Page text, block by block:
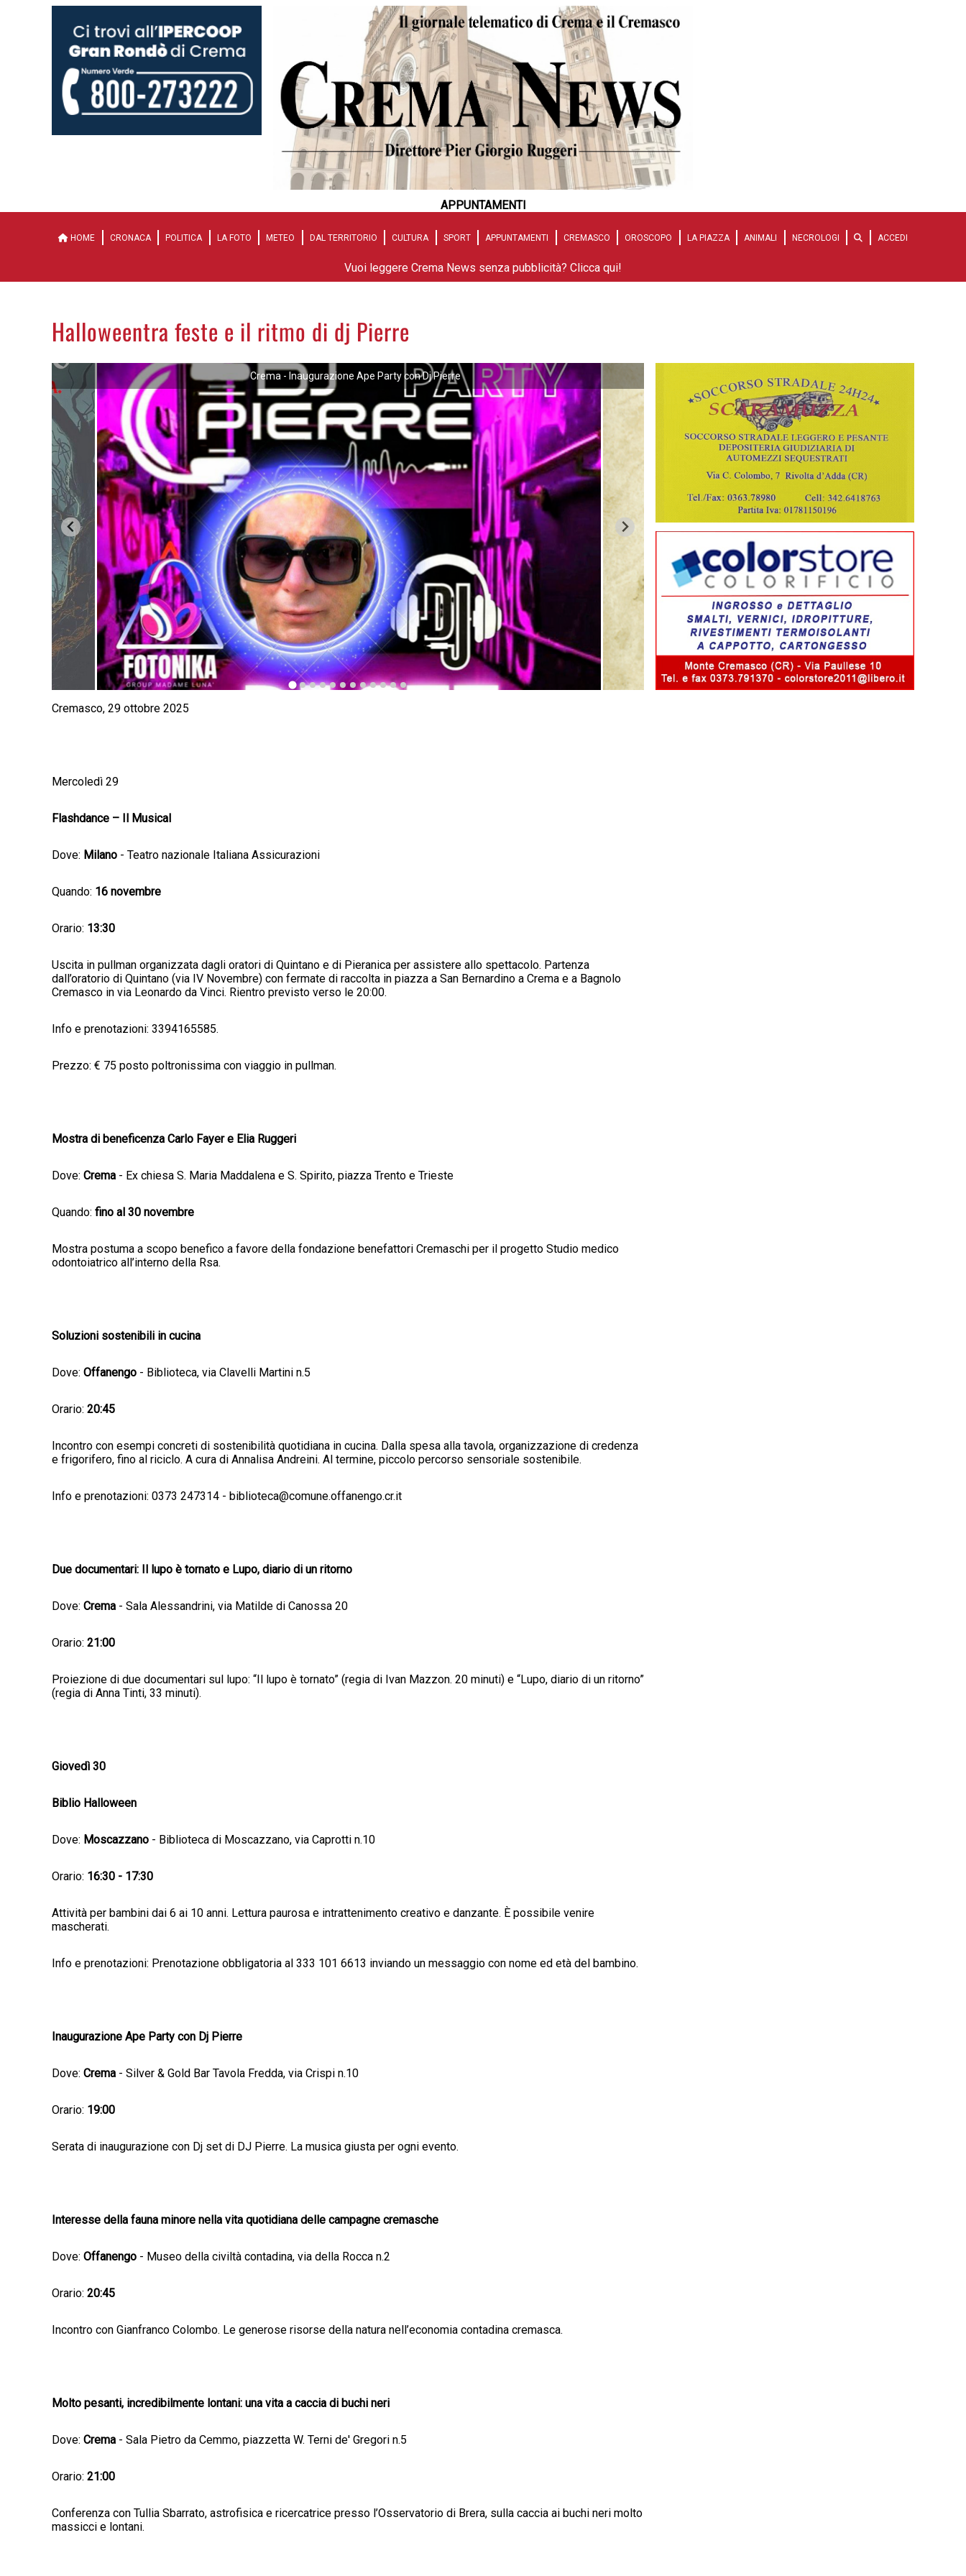
APPUNTAMENTI
HOME CRONACA POLITICA LA FOTO METEO DAL TERRITORIO CULTURA SPORT APPUNTAMENTI CREMASCO OROSCOPO LA PIAZZA ANIMALI NECROLOGI ACCEDI
Vuoi leggere Crema News senza pubblicità? Clicca qui!
Halloweentra feste e il ritmo di dj Pierre
Crema - Inaugurazione Ape Party con Dj Pierre Offanengo - Interesse della fauna minore nella vita quotidiana delle
Cremasco, 29 ottobre 2025
Mercoledì 29
Flashdance – Il Musical
Dove: Milano - Teatro nazionale Italiana Assicurazioni
Quando: 16 novembre
Orario: 13:30
Uscita in pullman organizzata dagli oratori di Quintano e di Pieranica per assistere allo spettacolo. Partenza
dall’oratorio di Quintano (via IV Novembre) con fermate di raccolta in piazza a San Bernardino a Crema e a Bagnolo
Cremasco in via Leonardo da Vinci. Rientro previsto verso le 20:00.
Info e prenotazioni: 3394165585.
Prezzo: € 75 posto poltronissima con viaggio in pullman.
Mostra di beneficenza Carlo Fayer e Elia Ruggeri
Dove: Crema - Ex chiesa S. Maria Maddalena e S. Spirito, piazza Trento e Trieste
Quando: fino al 30 novembre
Mostra postuma a scopo benefico a favore della fondazione benefattori Cremaschi per il progetto Studio medico
odontoiatrico all’interno della Rsa.
Soluzioni sostenibili in cucina
Dove: Offanengo - Biblioteca, via Clavelli Martini n.5
Orario: 20:45
Incontro con esempi concreti di sostenibilità quotidiana in cucina. Dalla spesa alla tavola, organizzazione di credenza
e frigorifero, fino al riciclo. A cura di Annalisa Andreini. Al termine, piccolo percorso sensoriale sostenibile.
Info e prenotazioni: 0373 247314 - biblioteca@comune.offanengo.cr.it
Due documentari: Il lupo è tornato e Lupo, diario di un ritorno
Dove: Crema - Sala Alessandrini, via Matilde di Canossa 20
Orario: 21:00
Proiezione di due documentari sul lupo: “Il lupo è tornato” (regia di Ivan Mazzon. 20 minuti) e “Lupo, diario di un ritorno”
(regia di Anna Tinti, 33 minuti).
Giovedì 30
Biblio Halloween
Dove: Moscazzano - Biblioteca di Moscazzano, via Caprotti n.10
Orario: 16:30 - 17:30
Attività per bambini dai 6 ai 10 anni. Lettura paurosa e intrattenimento creativo e danzante. È possibile venire
mascherati.
Info e prenotazioni: Prenotazione obbligatoria al 333 101 6613 inviando un messaggio con nome ed età del bambino.
Inaugurazione Ape Party con Dj Pierre
Dove: Crema - Silver & Gold Bar Tavola Fredda, via Crispi n.10
Orario: 19:00
Serata di inaugurazione con Dj set di DJ Pierre. La musica giusta per ogni evento.
Interesse della fauna minore nella vita quotidiana delle campagne cremasche
Dove: Offanengo - Museo della civiltà contadina, via della Rocca n.2
Orario: 20:45
Incontro con Gianfranco Colombo. Le generose risorse della natura nell’economia contadina cremasca.
Molto pesanti, incredibilmente lontani: una vita a caccia di buchi neri
Dove: Crema - Sala Pietro da Cemmo, piazzetta W. Terni de' Gregori n.5
Orario: 21:00
Conferenza con Tullia Sbarrato, astrofisica e ricercatrice presso l’Osservatorio di Brera, sulla caccia ai buchi neri molto
massicci e lontani.